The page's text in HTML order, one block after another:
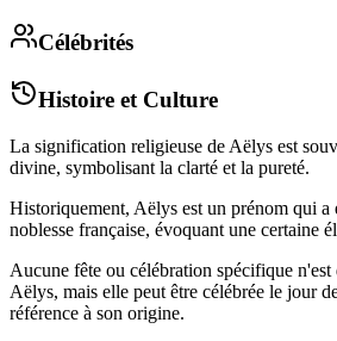
Célébrités
Histoire et Culture
La signification religieuse de Aëlys est
divine, symbolisant la clarté et la pureté.
Historiquement, Aëlys est un prénom qui a
noblesse française, évoquant une certaine
Aucune fête ou célébration spécifique n'est
Aëlys, mais elle peut être célébrée le jour
référence à son origine.